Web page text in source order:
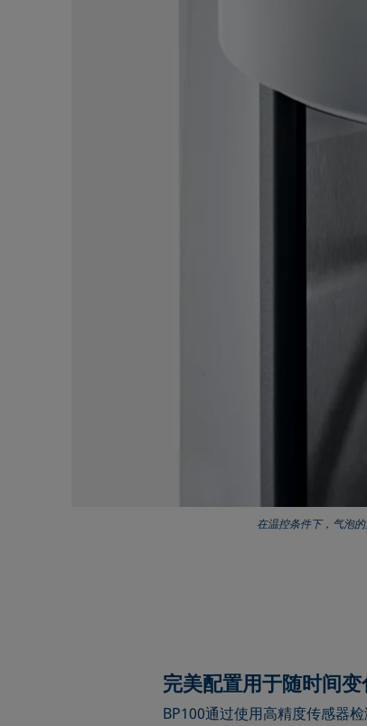
在温控条件下，气泡
完美配置用于随时间变
BP100通过使用高精度传感器